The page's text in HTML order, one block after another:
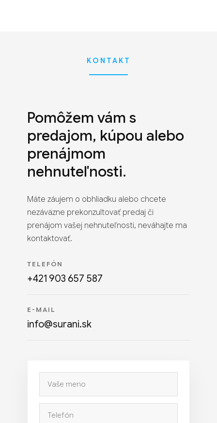
KONTAKT
Pomôžem vám s
predajom, kúpou alebo
prenájmom
nehnuteľnosti.
Máte záujem o obhliadku alebo chcete
nezáväzne prekonzultovať predaj či
prenájom vašej nehnuteľnosti, neváhajte ma
kontaktovať.
TELEFÓN
+421 903 657 587
E-MAIL
info@surani.sk